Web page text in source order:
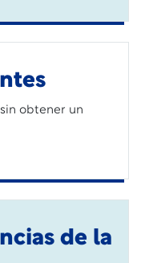
obtener un
de la